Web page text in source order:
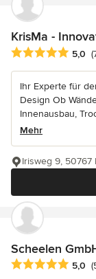
KrisMa -
Durchschnittliche
5,0
Ihr Experte für
Design Ob
Innenausbau,
Mehr
Irisweg 9, 50767
Scheelen
Durchschnittliche
5,0